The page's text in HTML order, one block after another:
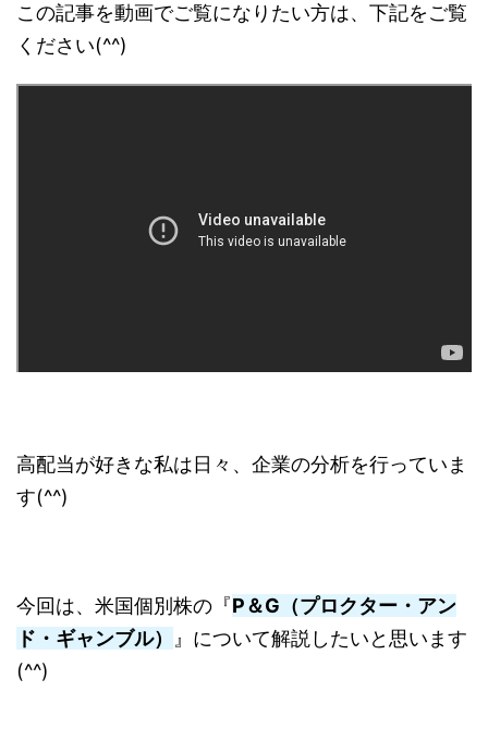
この記事を動画でご覧になりたい方は、下記をご覧
ください(^^)
高配当が好きな私は日々、企業の分析を行っていま
す(^^)
今回は、米国個別株の『P＆G（プロクター・アン
ド・ギャンブル）
』について解説したいと思います
(^^)